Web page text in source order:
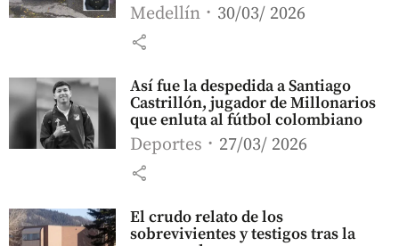
Medellín 30/03/ 2026
share
Así fue la despedida a Santiago
Castrillón, jugador de Millonarios
que enluta al fútbol colombiano
Deportes 27/03/ 2026
share
El crudo relato de los
sobrevivientes y testigos tras la